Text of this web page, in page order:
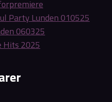
Party Lunden 010525
060325
Hits 2025